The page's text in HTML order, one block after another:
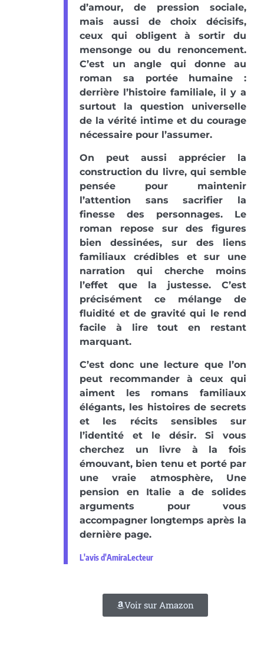
d’amour, de pression sociale,
mais aussi de choix décisifs,
ceux qui obligent à sortir du
mensonge ou du renoncement.
C’est un angle qui donne au
roman sa portée humaine :
derrière l’histoire familiale, il y a
surtout la question universelle
de la vérité intime et du courage
nécessaire pour l’assumer.
On peut aussi apprécier la
construction du livre, qui semble
pensée pour maintenir
l’attention sans sacrifier la
finesse des personnages. Le
roman repose sur des figures
bien dessinées, sur des liens
familiaux crédibles et sur une
narration qui cherche moins
l’effet que la justesse. C’est
précisément ce mélange de
fluidité et de gravité qui le rend
facile à lire tout en restant
marquant.
C’est donc une lecture que l’on
peut recommander à ceux qui
aiment les romans familiaux
élégants, les histoires de secrets
et les récits sensibles sur
l’identité et le désir. Si vous
cherchez un livre à la fois
émouvant, bien tenu et porté par
une vraie atmosphère, Une
pension en Italie a de solides
arguments pour vous
accompagner longtemps après la
dernière page.
L'avis d'AmiraLecteur
Voir sur Amazon